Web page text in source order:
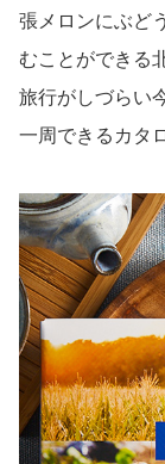
張メロンにぶど
むことができる
旅行がしづらい
一周できるカタ